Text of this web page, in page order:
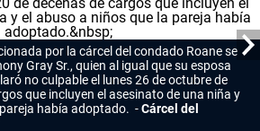
por la cárcel del condado Roane se
Gray Sr., quien al igual que su esposa
no culpable el lunes 26 de octubre de
que incluyen el asesinato de una niña y
había adoptado.
Cárcel del